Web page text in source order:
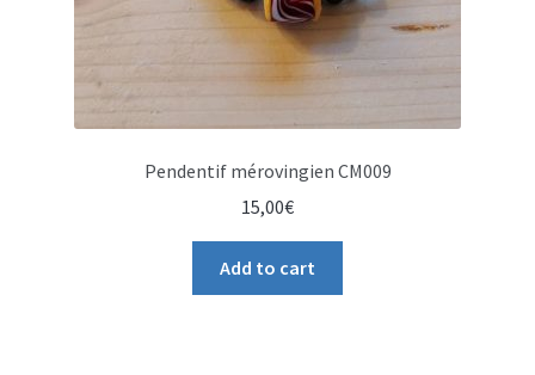
Pendentif mérovingien CM009
15,00€
Add to cart